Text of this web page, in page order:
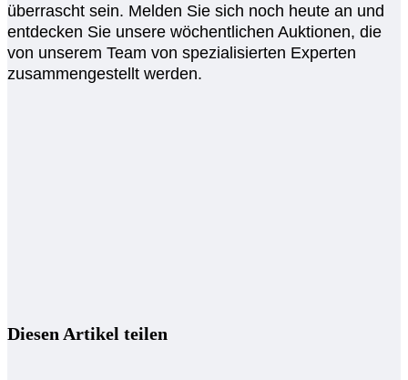
überrascht sein. Melden Sie sich noch heute an und
entdecken Sie unsere wöchentlichen Auktionen, die
von unserem Team von spezialisierten Experten
zusammengestellt werden.
Diesen Artikel teilen